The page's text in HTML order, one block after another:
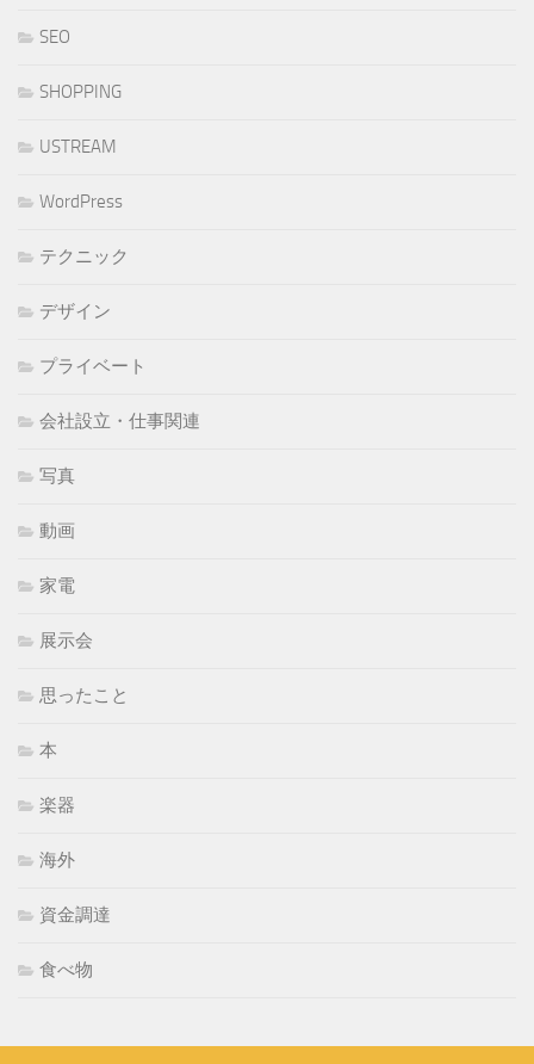
SEO
SHOPPING
USTREAM
WordPress
テクニック
デザイン
プライベート
会社設立・仕事関連
写真
動画
家電
展示会
思ったこと
本
楽器
海外
資金調達
食べ物